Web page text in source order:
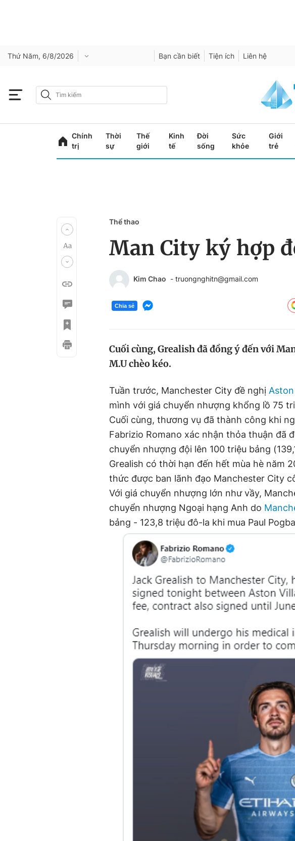
Thứ Năm, 6/8/2026 Bạn cần biết Tiện ích Liên hệ
Chính
trị
Thời
sự
Thế
giới
Kinh
tế
Đời
sống
Sức
khỏe
Giới
trẻ
Thể thao
Man City ký hợp
Kim Chao - truongnghitn@gmail.com
Chia sẻ
Cuối cùng, Grealish đã đồng ý đến với
M.U chèo kéo.
Tuần trước, Manchester City đề nghị
mình với giá chuyển nhượng khổng lồ 75
Cuối cùng, thương vụ đã thành công khi
Fabrizio Romano xác nhận thỏa thuận đã
chuyển nhượng đội lên 100 triệu bảng
Grealish có thời hạn đến hết mùa hè năm
thức được ban lãnh đạo Manchester City
Với giá chuyển nhượng lớn như vầy,
chuyển nhượng Ngoại hạng Anh do
bảng - 123,8 triệu đô-la khi mua Paul